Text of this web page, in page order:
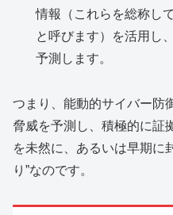
情報（これらを総称し
と呼びます）を活用し
予測します。
つまり、能動的サイバー防
脅威を予測し、積極的に証
を未然に、あるいは早期に
り”なのです。